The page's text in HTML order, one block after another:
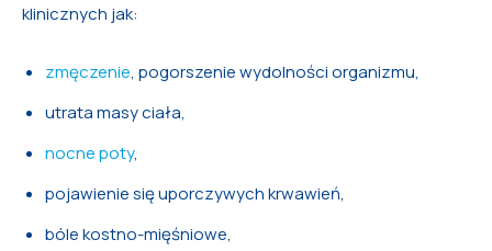
klinicznych jak:
zmęczenie, pogorszenie wydolności organizmu,
utrata masy ciała,
nocne poty,
pojawienie się uporczywych krwawień,
bóle kostno-mięśniowe,